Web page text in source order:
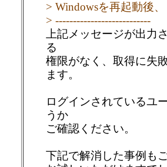
> Windowsを再起動後
> ---------------------------
上記メッセージが出力
る
権限がなく、取得に失
ます。
ログインされているユ
うか
ご確認ください。
下記で解消した事例も